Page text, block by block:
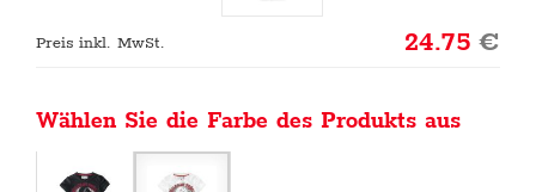
Preis inkl. MwSt. 24.75€
Wählen Sie die Farbe des Produkts aus